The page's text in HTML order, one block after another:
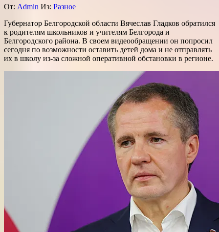
От: Admin Из: Разное
Губернатор Белгородской области Вячеслав Гладков обратился
к родителям школьников и учителям Белгорода и
Белгородского района. В своем видеообращении он попросил
сегодня по возможности оставить детей дома и не отправлять
их в школу из-за сложной оперативной обстановки в регионе.